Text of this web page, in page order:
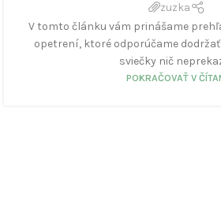
zuzka
V tomto článku vám prinášame
opetrení, ktoré odporúčame
sviečky nič
POKRAČOVAŤ V